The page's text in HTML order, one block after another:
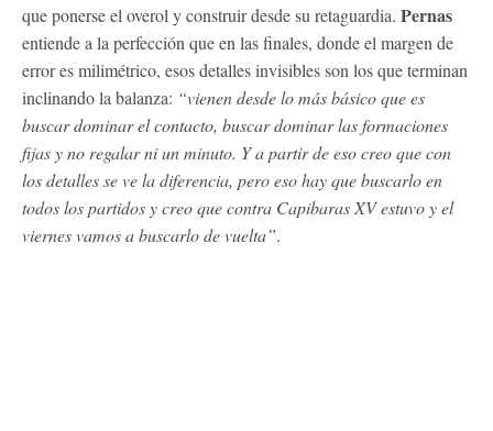
que ponerse el overol y construir desde su retaguardia. Pernas
entiende a la perfección que en las finales, donde el margen de
error es milimétrico, esos detalles invisibles son los que terminan
inclinando la balanza: “vienen desde lo más básico que es
buscar dominar el contacto, buscar dominar las formaciones
fijas y no regalar ni un minuto. Y a partir de eso creo que con
los detalles se ve la diferencia, pero eso hay que buscarlo en
todos los partidos y creo que contra Capibaras XV estuvo y el
viernes vamos a buscarlo de vuelta”.